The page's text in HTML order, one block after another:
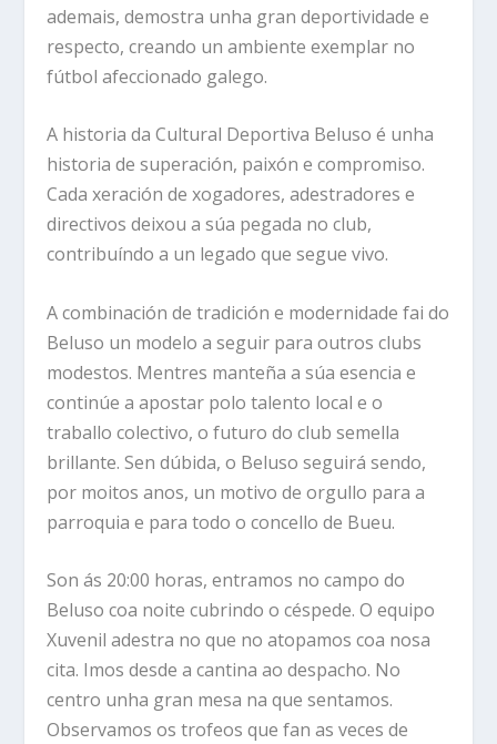
ademais, demostra unha gran deportividade e
respecto, creando un ambiente exemplar no
fútbol afeccionado galego.
A historia da Cultural Deportiva Beluso é unha
historia de superación, paixón e compromiso.
Cada xeración de xogadores, adestradores e
directivos deixou a súa pegada no club,
contribuíndo a un legado que segue vivo.
A combinación de tradición e modernidade fai do
Beluso un modelo a seguir para outros clubs
modestos. Mentres manteña a súa esencia e
continúe a apostar polo talento local e o
traballo colectivo, o futuro do club semella
brillante. Sen dúbida, o Beluso seguirá sendo,
por moitos anos, un motivo de orgullo para a
parroquia e para todo o concello de Bueu.
Son ás 20:00 horas, entramos no campo do
Beluso coa noite cubrindo o céspede. O equipo
Xuvenil adestra no que no atopamos coa nosa
cita. Imos desde a cantina ao despacho. No
centro unha gran mesa na que sentamos.
Observamos os trofeos que fan as veces de